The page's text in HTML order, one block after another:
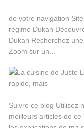
de votre navigation
régime Dukan
Dukan Recherchez
Zoom sur un...
Suivre ce blog Utilisez
meilleurs articles de